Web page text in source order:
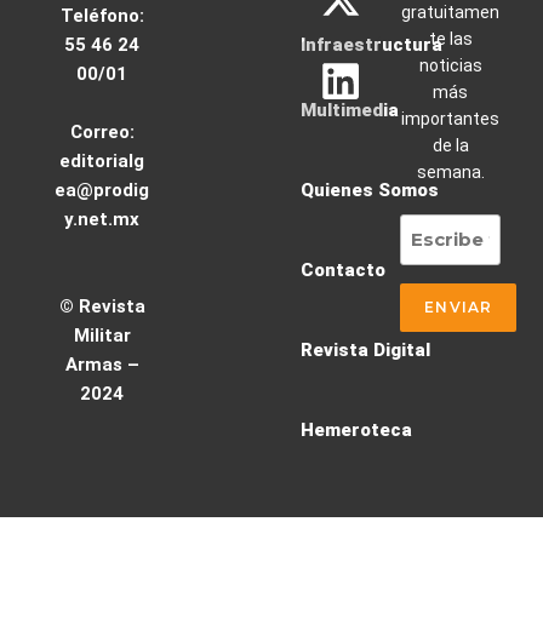
Teléfono:
55 46 24
00/01
Correo:
editorialg
ea@prodig
y.net.mx
© Revista
Militar
Armas –
2024
Infraestructura
Multimedia
Quienes Somos
Contacto
Revista Digital
Hemeroteca
gratuitamen
te las
noticias
más
importantes
de la
semana.